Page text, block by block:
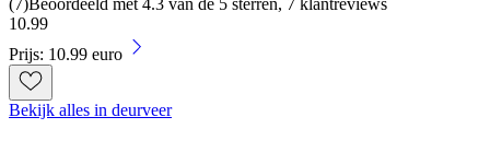
(7)Beoordeeld met 4.3 van de 5 sterren, 7 klantreviews
10.99
Prijs: 10.99 euro
Bekijk alles in deurveer